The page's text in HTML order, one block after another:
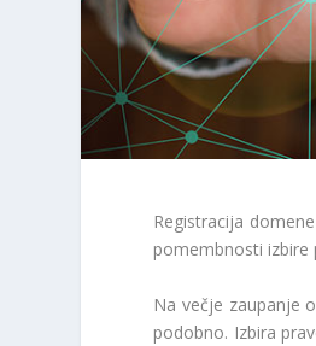
Registracija
pomembnosti izbire
Na večje zaupanje
podobno. Izbira